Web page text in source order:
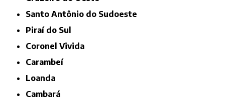
Santo Antônio do Sudoeste
Piraí do Sul
Coronel Vivida
Carambeí
Loanda
Cambará